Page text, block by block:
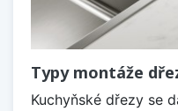
Typy montáže
Kuchyňské dřezy se